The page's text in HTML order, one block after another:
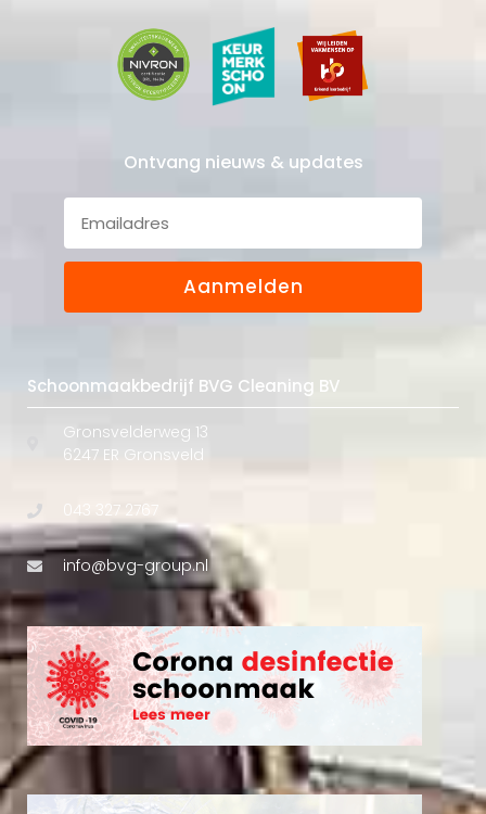
Ontvang nieuws & updates
Aanmelden
Schoonmaakbedrijf BVG Cleaning BV
Gronsvelderweg 13
6247 ER Gronsveld
043 327 2767
info@bvg-group.nl